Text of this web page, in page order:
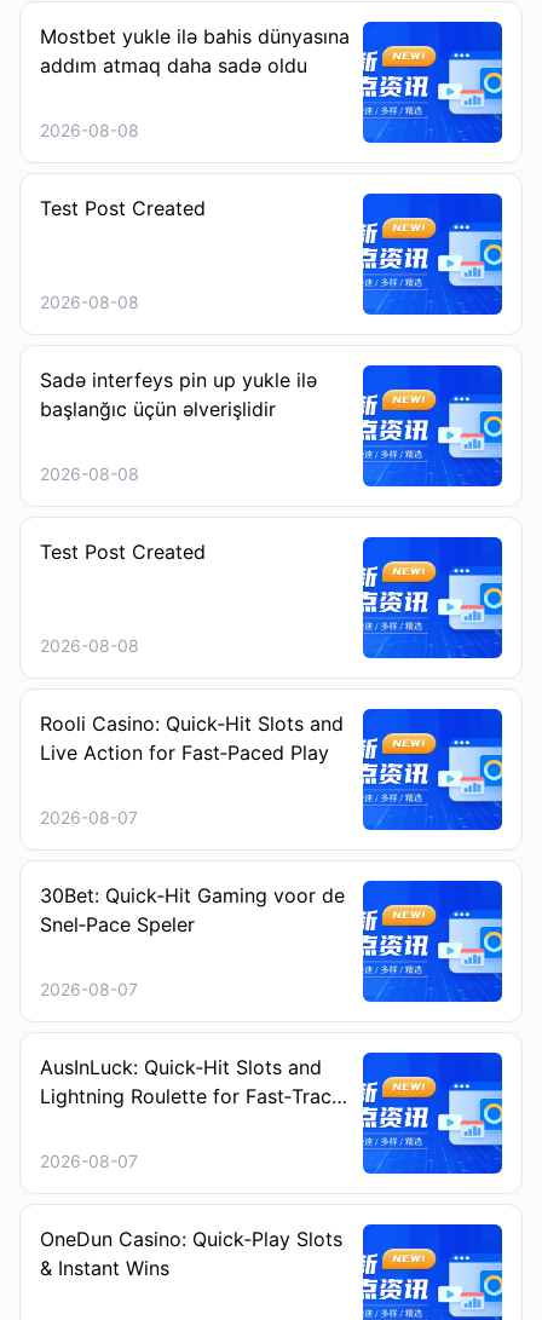
Mostbet yukle ilə bahis dünyasına
addım atmaq daha sadə oldu
2026-08-08
Test Post Created
2026-08-08
Sadə interfeys pin up yukle ilə
başlanğıc üçün əlverişlidir
2026-08-08
Test Post Created
2026-08-08
Rooli Casino: Quick‑Hit Slots and
Live Action for Fast‑Paced Play
2026-08-07
30Bet: Quick‑Hit Gaming voor de
Snel‑Pace Speler
2026-08-07
AusInLuck: Quick‑Hit Slots and
Lightning Roulette for Fast‑Track
2026-08-07
OneDun Casino: Quick‑Play Slots
& Instant Wins